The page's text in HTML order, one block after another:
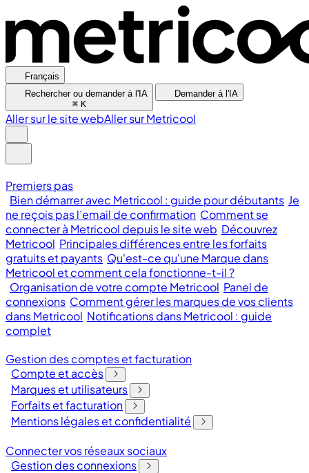
Français
Rechercher ou demander à l'IA
⌘ K
Demander à l'IA
Aller sur le site webAller sur Metricool
Premiers pas
Bien démarrer avec Metricool : guide pour débutants Je
ne reçois pas l’email de confirmation Comment se
connecter à Metricool depuis le site web Découvrez
Metricool Principales différences entre les forfaits
gratuits et payants Qu'est-ce qu'une Marque dans
Metricool et comment cela fonctionne-t-il ?
Organisation de votre compte Metricool Panel de
connexions Comment gérer les marques de vos clients
dans Metricool Notifications dans Metricool : guide
complet
Gestion des comptes et facturation
Compte et accès
Marques et utilisateurs
Forfaits et facturation
Mentions légales et confidentialité
Connecter vos réseaux sociaux
Gestion des connexions